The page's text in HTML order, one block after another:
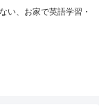
、お家で英語学習・